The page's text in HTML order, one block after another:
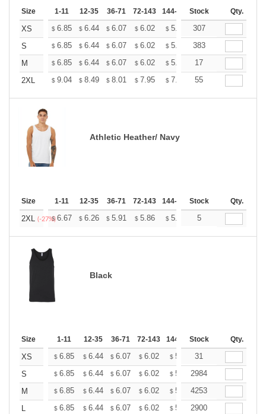
Size 1-11 12-35 36-71 72-143 144-287 288 + More
Stock Qty.
XS $ 6.85 $ 6.44 $ 6.07 $ 6.02 $ 5.92 $5.86
307
S
$ 6.85 $ 6.44 $ 6.07 $ 6.02 $ 5.92 $5.86
383
M
$ 6.85 $ 6.44 $ 6.07 $ 6.02 $ 5.92 $5.86
17
2XL
$ 9.04 $ 8.49 $ 8.01 $ 7.95 $ 7.81 $7.74
55
Athletic Heather/ Navy
Size 1-11 12-35 36-71 72-143 144-287 288 + More
Stock Qty.
2XL (-27%)
$6.67 $ 6.26 $ 5.91 $ 5.86 $ 5.76 $
5
Black
Size 1-11 12-35 36-71 72-143 144-287 288 + More
Stock Qty.
XS $ 6.85 $ 6.44 $ 6.07 $ 6.02 $ 5.92 $
31
S
$ 6.85 $ 6.44 $ 6.07 $ 6.02 $ 5.92 $5.86
2984
M
$ 6.85 $ 6.44 $ 6.07 $ 6.02 $ 5.92 $5.86
4253
L
$ 6.85 $ 6.44 $ 6.07 $ 6.02 $ 5.92 $5.86
2900